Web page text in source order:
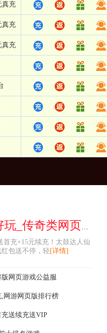
真充
真充
真充
太鼓达人新区_什么网页游戏好玩_传奇类网页游戏,网页游戏推荐
充+15元续充！太鼓达人仙
包送不停，轻[详情]
网页游戏公益服
网游网页版排行榜
送续充送VIP